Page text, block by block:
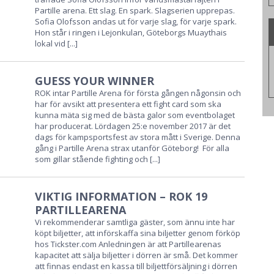
Partille arena. Ett slag. En spark. Slagserien upprepas.
Sofia Olofsson andas ut för varje slag, för varje spark.
Hon står i ringen i Lejonkulan, Göteborgs Muaythais
lokal vid [...]
GUESS YOUR WINNER
ROK intar Partille Arena för första gången någonsin och
har för avsikt att presentera ett fight card som ska
kunna mäta sig med de bästa galor som eventbolaget
har producerat. Lördagen 25:e november 2017 är det
dags för kampsportsfest av stora mått i Sverige. Denna
gång i Partille Arena strax utanför Göteborg! För alla
som gillar stående fighting och [...]
VIKTIG INFORMATION – ROK 19
PARTILLEARENA
Vi rekommenderar samtliga gäster, som ännu inte har
köpt biljetter, att införskaffa sina biljetter genom förköp
hos Tickster.com Anledningen är att Partillearenas
kapacitet att sälja biljetter i dörren är små. Det kommer
att finnas endast en kassa till biljettförsäljning i dörren